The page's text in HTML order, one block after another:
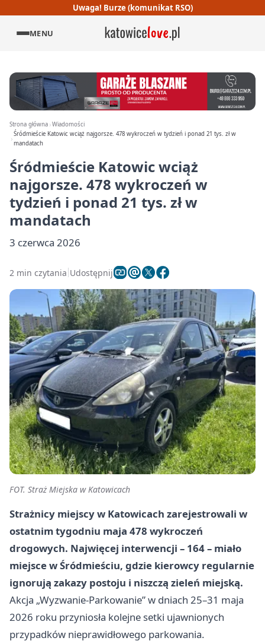
Uwaga! Burze (komunikat RSO)
MENU
Strona główna Wiadomości
Śródmieście Katowic wciąż najgorsze. 478 wykroczeń w tydzień i ponad 21 tys. zł w
mandatach
Śródmieście Katowic wciąż
najgorsze. 478 wykroczeń w
tydzień i ponad 21 tys. zł w
mandatach
3 czerwca 2026
2 min czytania Udostępnij
FOT. Straż Miejska w Katowicach
Strażnicy miejscy w Katowicach zarejestrowali w
ostatnim tygodniu maja 478 wykroczeń
drogowych. Najwięcej interwencji – 164 – miało
miejsce w Śródmieściu, gdzie kierowcy regularnie
ignorują zakazy postoju i niszczą zieleń miejską.
Akcja „Wyzwanie-Parkowanie” w dniach 25–31 maja
2026 roku przyniosła kolejne setki ujawnionych
przypadków nieprawidłowego parkowania.